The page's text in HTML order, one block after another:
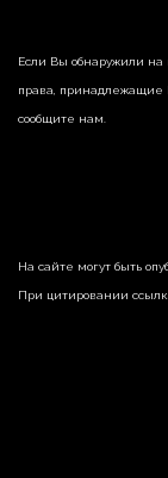
Если Вы обнаружили
права, принадлежащие
сообщите нам.
На сайте могут быть
При цитировании